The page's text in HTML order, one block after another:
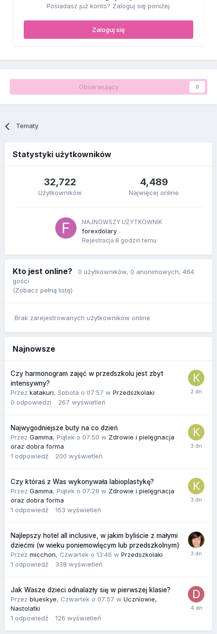
Posiadasz już konto? Zaloguj się poniżej.
Zaloguj się
Obserwujący 0
Tematy
Statystyki użytkowników
32,722
Użytkowników
4,489
Najwięcej online
NAJNOWSZY UŻYTKOWNIK
forexdolary
Rejestracja 8 godzin temu
Kto jest online? 0 użytkowników, 0 anonimowych, 464
gości
(Zobacz pełną listę)
Brak zarejestrowanych użytkowników online
Najnowsze
Czy harmonogram zajęć w przedszkolu jest zbyt
intensywny?
Przez katakuri, Sobota o 07:57 w Przedszkolaki
0 odpowiedzi 267 wyświetleń
Najwygodniejsze buty na co dzień
Przez Gamma, Piątek o 07:50 w Zdrowie i pielęgnacja
oraz dobra forma
1 odpowiedź 200 wyświetleń
Czy któraś z Was wykonywała labioplastykę?
Przez Gamma, Piątek o 07:28 w Zdrowie i pielęgnacja
oraz dobra forma
1 odpowiedź 153 wyświetleń
Najlepszy hotel all inclusive, w jakim byliście z małymi
dziećmi (w wieku poniemowlęcym lub przedszkolnym)
Przez micchon, Czwartek o 13:46 w Przedszkolaki
1 odpowiedź 338 wyświetleń
Jak Wasze dzieci odnalazły się w pierwszej klasie?
Przez blueskye, Czwartek o 07:57 w Uczniowie,
Nastolatki
1 odpowiedź 126 wyświetleń